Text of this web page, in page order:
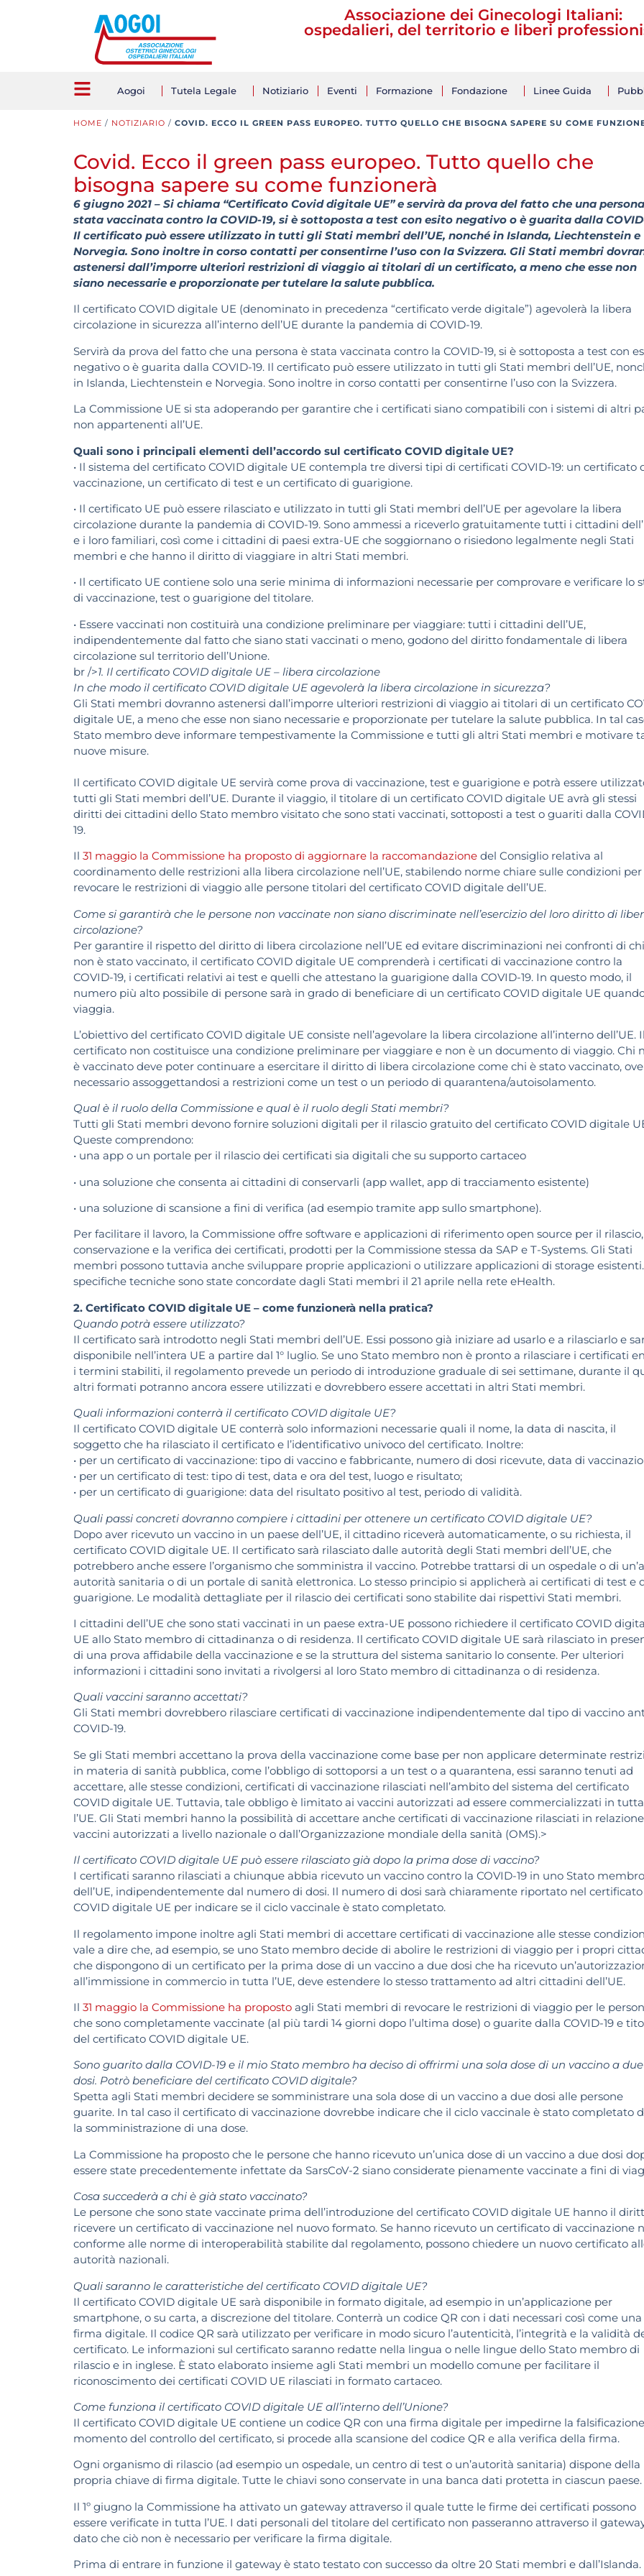
Associazione dei Ginecologi Italiani:
ospedalieri, del territorio e liberi
Aogoi Tutela Legale Notiziario Eventi Formazione Fondazione Linee Guida
HOME / NOTIZIARIO / COVID. ECCO IL GREEN PASS EUROPEO. TUTTO QUELLO CHE BISOGNA SAPERE SU COME
Covid. Ecco il green pass europeo. Tutto quello che
bisogna sapere su come funzionerà
6 giugno 2021 – Si chiama “Certificato Covid digitale UE” e servirà da prova del fatto che una
stata vaccinata contro la COVID-19, si è sottoposta a test con esito negativo o è guarita dalla
Il certificato può essere utilizzato in tutti gli Stati membri dell’UE, nonché in Islanda, Liechtenstein e
Norvegia. Sono inoltre in corso contatti per consentirne l’uso con la Svizzera. Gli Stati membri
astenersi dall’imporre ulteriori restrizioni di viaggio ai titolari di un certificato, a meno che esse non
siano necessarie e proporzionate per tutelare la salute pubblica.
Il certificato COVID digitale UE (denominato in precedenza “certificato verde digitale”) agevolerà la libera
circolazione in sicurezza all’interno dell’UE durante la pandemia di COVID-19.
Servirà da prova del fatto che una persona è stata vaccinata contro la COVID-19, si è sottoposta a test con
negativo o è guarita dalla COVID-19. Il certificato può essere utilizzato in tutti gli Stati membri dell’UE,
in Islanda, Liechtenstein e Norvegia. Sono inoltre in corso contatti per consentirne l’uso con la Svizzera.
La Commissione UE si sta adoperando per garantire che i certificati siano compatibili con i sistemi di altri
non appartenenti all’UE.
Quali sono i principali elementi dell’accordo sul certificato COVID digitale UE?
• Il sistema del certificato COVID digitale UE contempla tre diversi tipi di certificati COVID-19: un certificato
vaccinazione, un certificato di test e un certificato di guarigione.
• Il certificato UE può essere rilasciato e utilizzato in tutti gli Stati membri dell’UE per agevolare la libera
circolazione durante la pandemia di COVID-19. Sono ammessi a riceverlo gratuitamente tutti i cittadini
e i loro familiari, così come i cittadini di paesi extra-UE che soggiornano o risiedono legalmente negli Stati
membri e che hanno il diritto di viaggiare in altri Stati membri.
• Il certificato UE contiene solo una serie minima di informazioni necessarie per comprovare e verificare lo
di vaccinazione, test o guarigione del titolare.
• Essere vaccinati non costituirà una condizione preliminare per viaggiare: tutti i cittadini dell’UE,
indipendentemente dal fatto che siano stati vaccinati o meno, godono del diritto fondamentale di libera
circolazione sul territorio dell’Unione.
br />1. Il certificato COVID digitale UE – libera circolazione
In che modo il certificato COVID digitale UE agevolerà la libera circolazione in sicurezza?
Gli Stati membri dovranno astenersi dall’imporre ulteriori restrizioni di viaggio ai titolari di un certificato
digitale UE, a meno che esse non siano necessarie e proporzionate per tutelare la salute pubblica. In tal
Stato membro deve informare tempestivamente la Commissione e tutti gli altri Stati membri e motivare
nuove misure.
Il certificato COVID digitale UE servirà come prova di vaccinazione, test e guarigione e potrà essere
tutti gli Stati membri dell’UE. Durante il viaggio, il titolare di un certificato COVID digitale UE avrà gli stessi
diritti dei cittadini dello Stato membro visitato che sono stati vaccinati, sottoposti a test o guariti dalla
19.
Il 31 maggio la Commissione ha proposto di aggiornare la raccomandazione del Consiglio relativa al
coordinamento delle restrizioni alla libera circolazione nell’UE, stabilendo norme chiare sulle condizioni per
revocare le restrizioni di viaggio alle persone titolari del certificato COVID digitale dell’UE.
Come si garantirà che le persone non vaccinate non siano discriminate nell’esercizio del loro diritto di
circolazione?
Per garantire il rispetto del diritto di libera circolazione nell’UE ed evitare discriminazioni nei confronti di chi
non è stato vaccinato, il certificato COVID digitale UE comprenderà i certificati di vaccinazione contro la
COVID-19, i certificati relativi ai test e quelli che attestano la guarigione dalla COVID-19. In questo modo, il
numero più alto possibile di persone sarà in grado di beneficiare di un certificato COVID digitale UE
viaggia.
L’obiettivo del certificato COVID digitale UE consiste nell’agevolare la libera circolazione all’interno dell’UE. Il
certificato non costituisce una condizione preliminare per viaggiare e non è un documento di viaggio. Chi
è vaccinato deve poter continuare a esercitare il diritto di libera circolazione come chi è stato vaccinato, ove
necessario assoggettandosi a restrizioni come un test o un periodo di quarantena/autoisolamento.
Qual è il ruolo della Commissione e qual è il ruolo degli Stati membri?
Tutti gli Stati membri devono fornire soluzioni digitali per il rilascio gratuito del certificato COVID digitale
Queste comprendono:
• una app o un portale per il rilascio dei certificati sia digitali che su supporto cartaceo
• una soluzione che consenta ai cittadini di conservarli (app wallet, app di tracciamento esistente)
• una soluzione di scansione a fini di verifica (ad esempio tramite app sullo smartphone).
Per facilitare il lavoro, la Commissione offre software e applicazioni di riferimento open source per il
conservazione e la verifica dei certificati, prodotti per la Commissione stessa da SAP e T-Systems. Gli Stati
membri possono tuttavia anche sviluppare proprie applicazioni o utilizzare applicazioni di storage
specifiche tecniche sono state concordate dagli Stati membri il 21 aprile nella rete eHealth.
2. Certificato COVID digitale UE – come funzionerà nella pratica?
Quando potrà essere utilizzato?
Il certificato sarà introdotto negli Stati membri dell’UE. Essi possono già iniziare ad usarlo e a rilasciarlo e
disponibile nell’intera UE a partire dal 1° luglio. Se uno Stato membro non è pronto a rilasciare i certificati
i termini stabiliti, il regolamento prevede un periodo di introduzione graduale di sei settimane, durante il
altri formati potranno ancora essere utilizzati e dovrebbero essere accettati in altri Stati membri.
Quali informazioni conterrà il certificato COVID digitale UE?
Il certificato COVID digitale UE conterrà solo informazioni necessarie quali il nome, la data di nascita, il
soggetto che ha rilasciato il certificato e l’identificativo univoco del certificato. Inoltre:
• per un certificato di vaccinazione: tipo di vaccino e fabbricante, numero di dosi ricevute, data di
• per un certificato di test: tipo di test, data e ora del test, luogo e risultato;
• per un certificato di guarigione: data del risultato positivo al test, periodo di validità.
Quali passi concreti dovranno compiere i cittadini per ottenere un certificato COVID digitale UE?
Dopo aver ricevuto un vaccino in un paese dell’UE, il cittadino riceverà automaticamente, o su richiesta, il
certificato COVID digitale UE. Il certificato sarà rilasciato dalle autorità degli Stati membri dell’UE, che
potrebbero anche essere l’organismo che somministra il vaccino. Potrebbe trattarsi di un ospedale o di
autorità sanitaria o di un portale di sanità elettronica. Lo stesso principio si applicherà ai certificati di test e
guarigione. Le modalità dettagliate per il rilascio dei certificati sono stabilite dai rispettivi Stati membri.
I cittadini dell’UE che sono stati vaccinati in un paese extra-UE possono richiedere il certificato COVID
UE allo Stato membro di cittadinanza o di residenza. Il certificato COVID digitale UE sarà rilasciato in
di una prova affidabile della vaccinazione e se la struttura del sistema sanitario lo consente. Per ulteriori
informazioni i cittadini sono invitati a rivolgersi al loro Stato membro di cittadinanza o di residenza.
Quali vaccini saranno accettati?
Gli Stati membri dovrebbero rilasciare certificati di vaccinazione indipendentemente dal tipo di vaccino
COVID-19.
Se gli Stati membri accettano la prova della vaccinazione come base per non applicare determinate
in materia di sanità pubblica, come l’obbligo di sottoporsi a un test o a quarantena, essi saranno tenuti ad
accettare, alle stesse condizioni, certificati di vaccinazione rilasciati nell’ambito del sistema del certificato
COVID digitale UE. Tuttavia, tale obbligo è limitato ai vaccini autorizzati ad essere commercializzati in tutta
l’UE. Gli Stati membri hanno la possibilità di accettare anche certificati di vaccinazione rilasciati in
vaccini autorizzati a livello nazionale o dall’Organizzazione mondiale della sanità (OMS).>
Il certificato COVID digitale UE può essere rilasciato già dopo la prima dose di vaccino?
I certificati saranno rilasciati a chiunque abbia ricevuto un vaccino contro la COVID-19 in uno Stato membro
dell’UE, indipendentemente dal numero di dosi. Il numero di dosi sarà chiaramente riportato nel certificato
COVID digitale UE per indicare se il ciclo vaccinale è stato completato.
Il regolamento impone inoltre agli Stati membri di accettare certificati di vaccinazione alle stesse
vale a dire che, ad esempio, se uno Stato membro decide di abolire le restrizioni di viaggio per i propri
che dispongono di un certificato per la prima dose di un vaccino a due dosi che ha ricevuto
all’immissione in commercio in tutta l’UE, deve estendere lo stesso trattamento ad altri cittadini dell’UE.
Il 31 maggio la Commissione ha proposto agli Stati membri di revocare le restrizioni di viaggio per le
che sono completamente vaccinate (al più tardi 14 giorni dopo l’ultima dose) o guarite dalla COVID-19 e
del certificato COVID digitale UE.
Sono guarito dalla COVID-19 e il mio Stato membro ha deciso di offrirmi una sola dose di un vaccino a due
dosi. Potrò beneficiare del certificato COVID digitale?
Spetta agli Stati membri decidere se somministrare una sola dose di un vaccino a due dosi alle persone
guarite. In tal caso il certificato di vaccinazione dovrebbe indicare che il ciclo vaccinale è stato completato
la somministrazione di una dose.
La Commissione ha proposto che le persone che hanno ricevuto un’unica dose di un vaccino a due dosi
essere state precedentemente infettate da SarsCoV-2 siano considerate pienamente vaccinate a fini di
Cosa succederà a chi è già stato vaccinato?
Le persone che sono state vaccinate prima dell’introduzione del certificato COVID digitale UE hanno il
ricevere un certificato di vaccinazione nel nuovo formato. Se hanno ricevuto un certificato di vaccinazione
conforme alle norme di interoperabilità stabilite dal regolamento, possono chiedere un nuovo certificato
autorità nazionali.
Quali saranno le caratteristiche del certificato COVID digitale UE?
Il certificato COVID digitale UE sarà disponibile in formato digitale, ad esempio in un’applicazione per
smartphone, o su carta, a discrezione del titolare. Conterrà un codice QR con i dati necessari così come una
firma digitale. Il codice QR sarà utilizzato per verificare in modo sicuro l’autenticità, l’integrità e la validità
certificato. Le informazioni sul certificato saranno redatte nella lingua o nelle lingue dello Stato membro di
rilascio e in inglese. È stato elaborato insieme agli Stati membri un modello comune per facilitare il
riconoscimento dei certificati COVID UE rilasciati in formato cartaceo.
Come funziona il certificato COVID digitale UE all’interno dell’Unione?
Il certificato COVID digitale UE contiene un codice QR con una firma digitale per impedirne la
momento del controllo del certificato, si procede alla scansione del codice QR e alla verifica della firma.
Ogni organismo di rilascio (ad esempio un ospedale, un centro di test o un’autorità sanitaria) dispone della
propria chiave di firma digitale. Tutte le chiavi sono conservate in una banca dati protetta in ciascun paese.
Il 1º giugno la Commissione ha attivato un gateway attraverso il quale tutte le firme dei certificati possono
essere verificate in tutta l’UE. I dati personali del titolare del certificato non passeranno attraverso il
dato che ciò non è necessario per verificare la firma digitale.
Prima di entrare in funzione il gateway è stato testato con successo da oltre 20 Stati membri e dall’Islanda.